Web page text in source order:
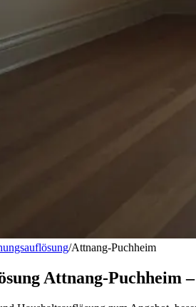
/Attnang-Puchheim
Attnang-Puchheim